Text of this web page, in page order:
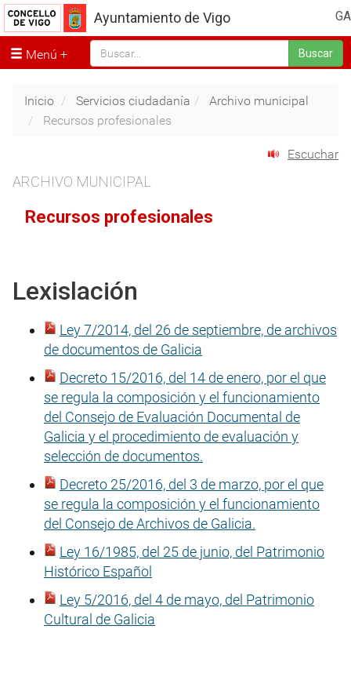
GA
Ayuntamiento de Vigo
Menú Buscar
Inicio Servicios ciudadanía
Archivo municipal
Recursos profesionales
Escuchar
ARCHIVO MUNICIPAL
Recursos profesionales
Lexislación
Ley 7/2014, del 26 de septiembre, de archivos
de documentos de Galicia
Decreto 15/2016, del 14 de enero, por el que
se regula la composición y el funcionamiento
del Consejo de Evaluación Documental de
Galicia y el procedimiento de evaluación y
selección de documentos.
Decreto 25/2016, del 3 de marzo, por el que
se regula la composición y el funcionamiento
del Consejo de Archivos de Galicia.
Ley 16/1985, del 25 de junio, del Patrimonio
Histórico Español
Ley 5/2016, del 4 de mayo, del Patrimonio
Cultural de Galicia